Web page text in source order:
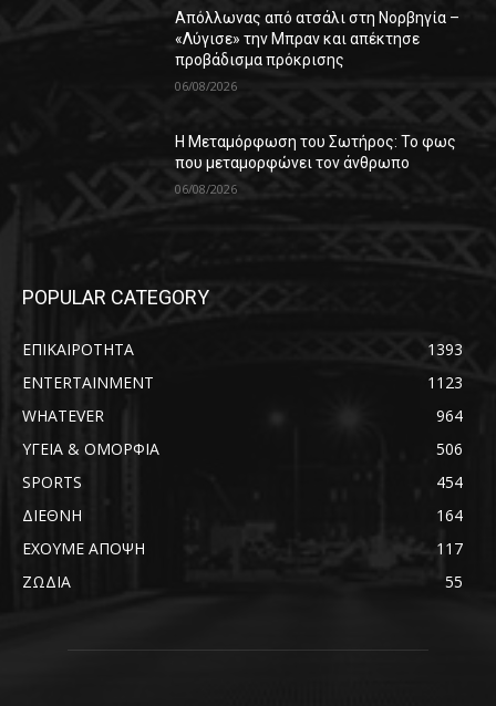
Απόλλωνας από ατσάλι στη Νορβηγία –
«Λύγισε» την Μπραν και απέκτησε
προβάδισμα πρόκρισης
06/08/2026
Η Μεταμόρφωση του Σωτήρος: Το φως
που μεταμορφώνει τον άνθρωπο
06/08/2026
POPULAR CATEGORY
ΕΠΙΚΑΙΡΟΤΗΤΑ
1393
ENTERTAINMENT
1123
WHATEVER
964
ΥΓΕΙΑ & ΟΜΟΡΦΙΑ
506
SPORTS
454
ΔΙΕΘΝΗ
164
ΕΧΟΥΜΕ ΑΠΟΨΗ
117
ΖΩΔΙΑ
55